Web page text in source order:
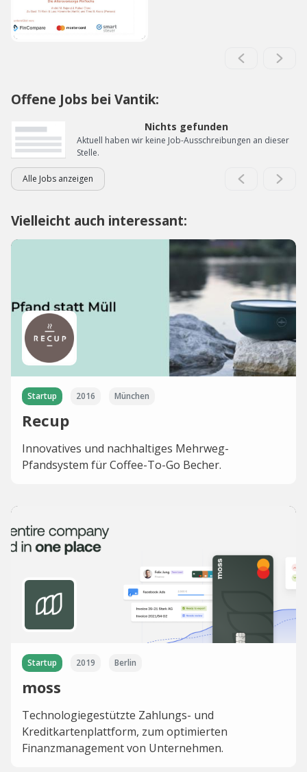
Offene Jobs bei Vantik:
Nichts gefunden
Aktuell haben wir keine Job-Ausschreibungen an dieser
Stelle.
Alle Jobs anzeigen
Vielleicht auch interessant:
Startup 2016 München
Recup
Innovatives und nachhaltiges Mehrweg-
Pfandsystem für Coffee-To-Go Becher.
Startup 2019 Berlin
moss
Technologiegestützte Zahlungs- und
Kreditkartenplattform, zum optimierten
Finanzmanagement von Unternehmen.